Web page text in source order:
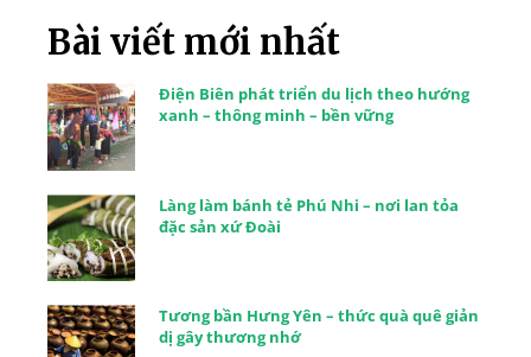
Bài viết mới nhất
Điện Biên phát triển du lịch theo hướng
xanh – thông minh – bền vững
Làng làm bánh tẻ Phú Nhi – nơi lan tỏa
đặc sản xứ Đoài
Tương bần Hưng Yên – thức quà quê giản
dị gây thương nhớ